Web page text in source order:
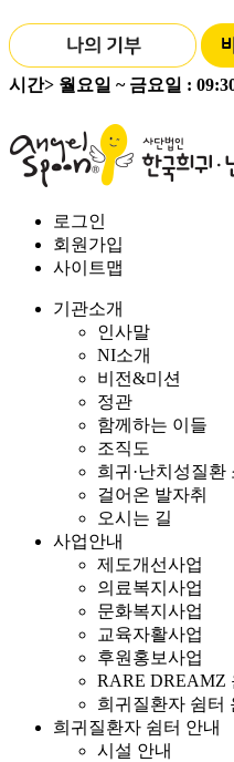
시간> 월요일 ~ 금요일 :
로그인
회원가입
사이트맵
기관소개
인사말
NI소개
비전&미션
정관
함께하는 이들
조직도
희귀·난치성질환
걸어온 발자취
오시는 길
사업안내
제도개선사업
의료복지사업
문화복지사업
교육자활사업
후원홍보사업
RARE DREAMZ
희귀질환자 쉼터
희귀질환자 쉼터 안내
시설 안내